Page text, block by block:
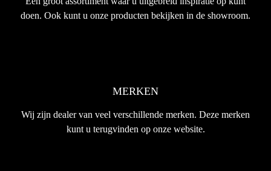
doen. Ook kunt u onze producten bekijken in de showroom.
MERKEN
Wij zijn dealer van veel verschillende merken. Deze merken
kunt u terugvinden op onze website.